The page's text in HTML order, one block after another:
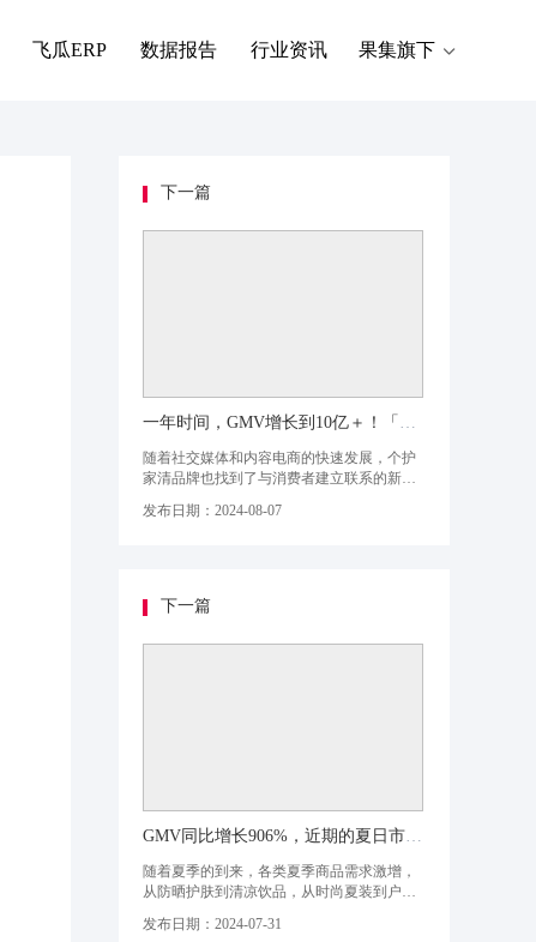
飞瓜ERP 数据报告 行业资讯 果集旗下
下一篇
一年时间，GMV增长到10亿＋！「沫檬」如何在“家清”赛道爆发成长？
随着社交媒体和内容电商的快速发展，个护
家清品牌也找到了与消费者建立联系的新途
起，在众多国际知名品牌和老国货品牌中突
扎根家庭清洁多样化使用场景「沫
发布日期：2024-08-07
下一篇
GMV同比增长906%，近期的夏日市场涌现出一波新热潮！
随着夏季的到来，各类夏季商品需求激增，
从防晒护肤到清凉饮品，从时尚夏装到户外
临。本周，飞瓜品策使用【品类探索】功
发布日期：2024-07-31